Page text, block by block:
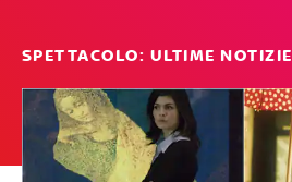
SPETTACOLO: ULTIME NOTIZIE